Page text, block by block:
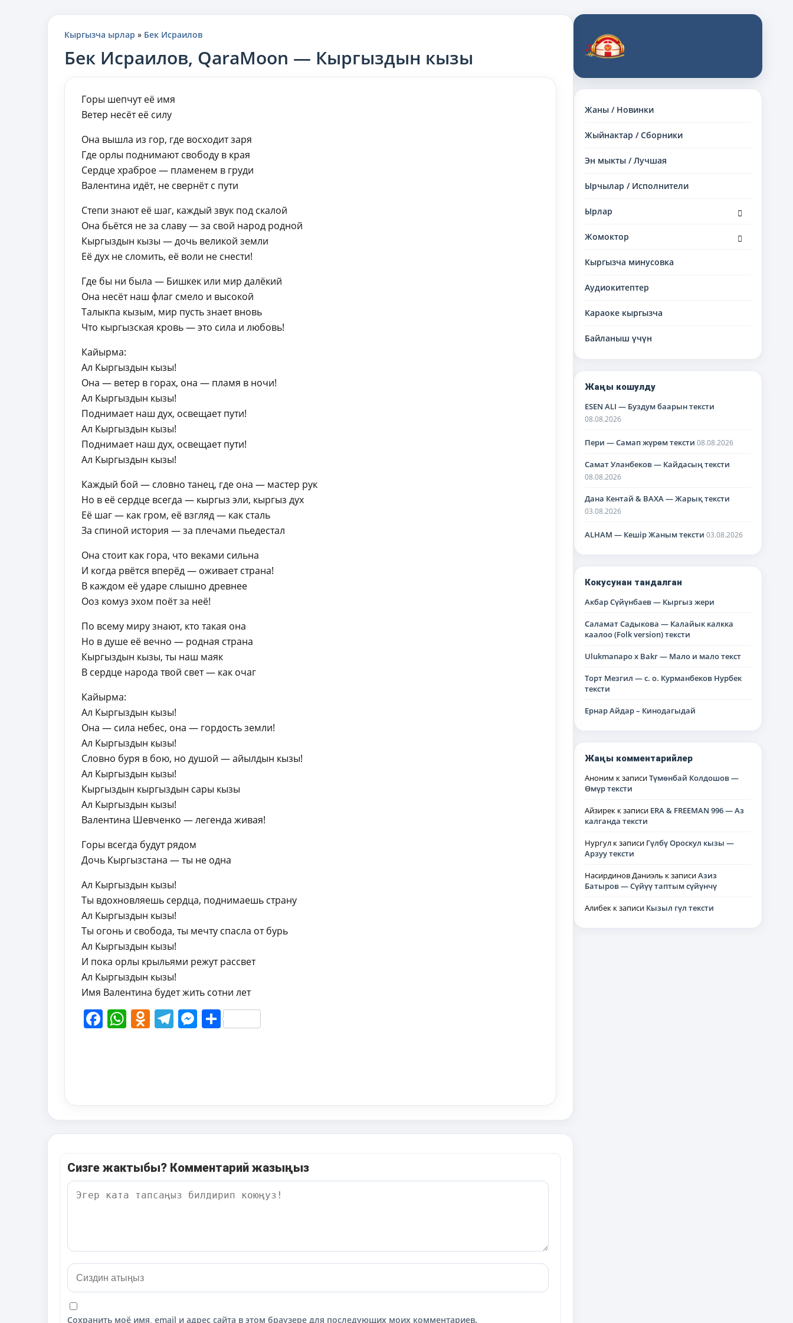
Жаны / Новинки
Жыйнактар / Сборники
Эн мыкты / Лучшая
Ырчылар / Исполнители
Ырлар
дочернее
Жомоктор
дочернее
Кыргызча минусовка
Аудиокитептер
Караоке кыргызча
Байланыш үчүн
Жаңы кошулду
ESEN ALI — Буздум баарын тексти
08.08.2026
Пери — Самап жүрөм тексти 08.08.2026
Самат Уланбеков — Кайдасың тексти
08.08.2026
Дана Кентай & BAXA — Жарық тексти
03.08.2026
ALHAM — Кешір Жаным тексти 03.08.2026
Кокусунан тандалган
Акбар Сүйүнбаев — Кыргыз жери
Саламат Садыкова — Калайык калкка
каалоо (Folk version) тексти
Ulukmanapo x Bakr — Мало и мало текст
Торт Мезгил — с. о. Курманбеков Нурбек
тексти
Ернар Айдар – Кинодагыдай
Жаңы комментарийлер
Аноним к записиТүмөнбай Колдошов —
Өмүр тексти
Айзирек к записи ERA & FREEMAN 996 — Аз
калганда тексти
Нургул к записи Гүлбү Ороскул кызы —
Арзуу тексти
Насирдинов Даниэль к записиАзиз
Батыров — Сүйүү таптым сүйүнчү
Алибек к записи Кызыл гүл тексти
Кыргызча ырлар » Бек Исраилов
Бек Исраилов, QaraMoon — Кыргыздын кызы
Горы шепчут её имя
Ветер несёт её силу
Она вышла из гор, где восходит заря
Где орлы поднимают свободу в края
Сердце храброе — пламенем в груди
Валентина идёт, не свернёт с пути
Степи знают её шаг, каждый звук под скалой
Она бьётся не за славу — за свой народ родной
Кыргыздын кызы — дочь великой земли
Её дух не сломить, её воли не снести!
Где бы ни была — Бишкек или мир далёкий
Она несёт наш флаг смело и высокой
Талыкпа кызым, мир пусть знает вновь
Что кыргызская кровь — это сила и любовь!
Кайырма:
Ал Кыргыздын кызы!
Она — ветер в горах, она — пламя в ночи!
Ал Кыргыздын кызы!
Поднимает наш дух, освещает пути!
Ал Кыргыздын кызы!
Поднимает наш дух, освещает пути!
Ал Кыргыздын кызы!
Каждый бой — словно танец, где она — мастер рук
Но в её сердце всегда — кыргыз эли, кыргыз дух
Её шаг — как гром, её взгляд — как сталь
За спиной история — за плечами пьедестал
Она стоит как гора, что веками сильна
И когда рвётся вперёд — оживает страна!
В каждом её ударе слышно древнее
Ооз комуз эхом поёт за неё!
По всему миру знают, кто такая она
Но в душе её вечно — родная страна
Кыргыздын кызы, ты наш маяк
В сердце народа твой свет — как очаг
Кайырма:
Ал Кыргыздын кызы!
Она — сила небес, она — гордость земли!
Ал Кыргыздын кызы!
Словно буря в бою, но душой — айылдын кызы!
Ал Кыргыздын кызы!
Кыргыздын кыргыздын сары кызы
Ал Кыргыздын кызы!
Валентина Шевченко — легенда живая!
Горы всегда будут рядом
Дочь Кыргызстана — ты не одна
Ал Кыргыздын кызы!
Ты вдохновляешь сердца, поднимаешь страну
Ал Кыргыздын кызы!
Ты огонь и свобода, ты мечту спасла от бурь
Ал Кыргыздын кызы!
И пока орлы крыльями режут рассвет
Ал Кыргыздын кызы!
Имя Валентина будет жить сотни лет
Facebook
WhatsApp
Odnoklassniki
Telegram
Messenger
Share
Сизге жактыбы? Комментарий жазыңыз
Сохранить моё имя, email и адрес сайта в этом браузере для последующих моих комментариев.